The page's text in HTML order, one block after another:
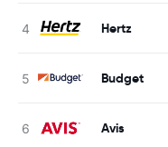
Hertz
Budget
Avis